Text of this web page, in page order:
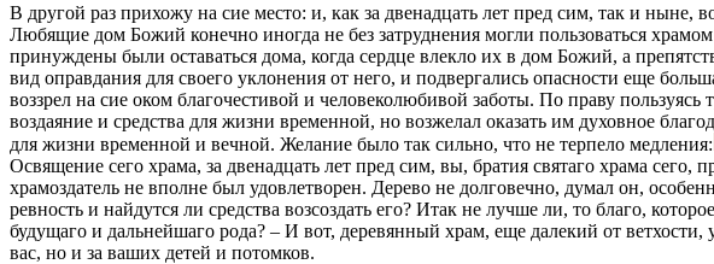
В другой раз прихожу на сие место: и, как за двенадцать лет пред сим, так и
Любящие дом Божий конечно иногда не без затруднения могли пользоваться
принуждены были оставаться дома, когда сердце влекло их в дом Божий, а
вид оправдания для своего уклонения от него, и подвергались опасности еще
воззрел на сие оком благочестивой и человеколюбивой заботы. По праву
воздаяние и средства для жизни временной, но возжелал оказать им духовное
для жизни временной и вечной. Желание было так сильно, что не терпело медления:
Освящение сего храма, за двенадцать лет пред сим, вы, братия святаго храма
храмоздатель не вполне был удовлетворен. Дерево не долговечно, думал он,
ревность и найдутся ли средства возсоздать его? Итак не лучше ли, то благо,
будущаго и дальнейшаго рода? – И вот, деревянный храм, еще далекий от
вас, но и за ваших детей и потомков.